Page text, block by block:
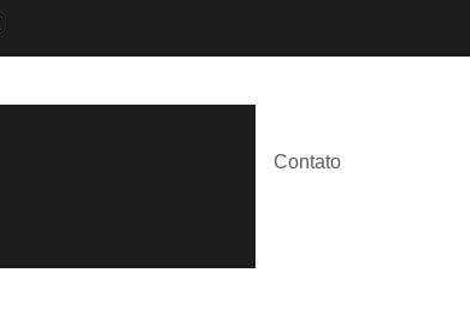
Contato